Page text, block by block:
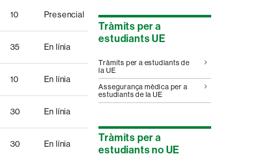
10 Presencial
35 En línia
10 En línia
30 En línia
30 En línia
Tràmits per a
estudiants UE
Tràmits per a estudiants de
la UE
Assegurança mèdica per a
estudiants de la UE
Tràmits per a
estudiants no UE